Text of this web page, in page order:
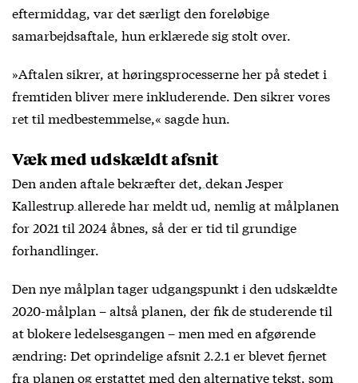
eftermiddag, var det særligt den foreløbige
samarbejdsaftale, hun erklærede sig stolt over.
»Aftalen sikrer, at høringsprocesserne her på stedet i
fremtiden bliver mere inkluderende. Den sikrer vores
ret til medbestemmelse,« sagde hun.
Væk med udskældt afsnit
Den anden aftale bekræfterdet, dekan Jesper
Kallestrup allerede har meldt ud , nemlig at målplanen
for 2021 til 2024 åbnes, så der er tid til grundige
forhandlinger.
Den nye målplan tager udgangspunkt i den udskældte
2020-målplan – altså planen, der fik de studerende til
at blokere ledelsesgangen – men med en afgørende
ændring: Det oprindelige afsnit 2.2.1 er blevet fjernet
fra planen og erstattet med den alternative tekst, som